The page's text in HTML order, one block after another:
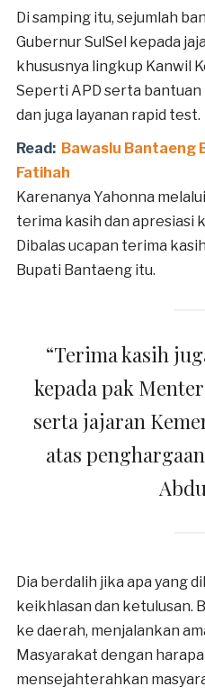
Di samping itu, sejumlah
Gubernur SulSel kepada
khususnya lingkup Kanwil
Seperti APD serta
dan juga layanan rapid test.
Read: Bawaslu Bantaeng
Fatihah
Karenanya Yahonna
terima kasih dan apresiasi
Dibalas ucapan terima
Bupati Bantaeng itu.
“Terima kasih
kepada pak
serta jajaran
atas
Dia berdalih jika apa yang
keikhlasan dan ketulusan.
ke daerah, menjalankan
Masyarakat dengan
mensejahterahkan